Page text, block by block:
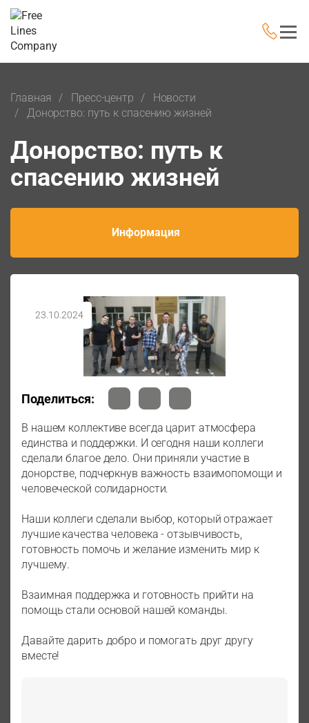
Главная Пресс-центр
Новости
Донорство: путь к спасению жизней
Донорство: путь к
спасению жизней
Информация
23.10.2024
Поделиться:
В нашем коллективе всегда царит атмосфера
единства и поддержки. И сегодня наши коллеги
сделали благое дело. Они приняли участие в
донорстве, подчеркнув важность взаимопомощи и
человеческой солидарности.
Наши коллеги сделали выбор, который отражает
лучшие качества человека - отзывчивость,
готовность помочь и желание изменить мир к
лучшему.
Взаимная поддержка и готовность прийти на
помощь стали основой нашей команды.
Давайте дарить добро и помогать друг другу
вместе!